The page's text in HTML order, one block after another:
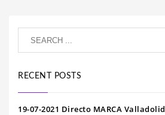
RECENT POSTS
19-07-2021 Directo MARCA Valladolid